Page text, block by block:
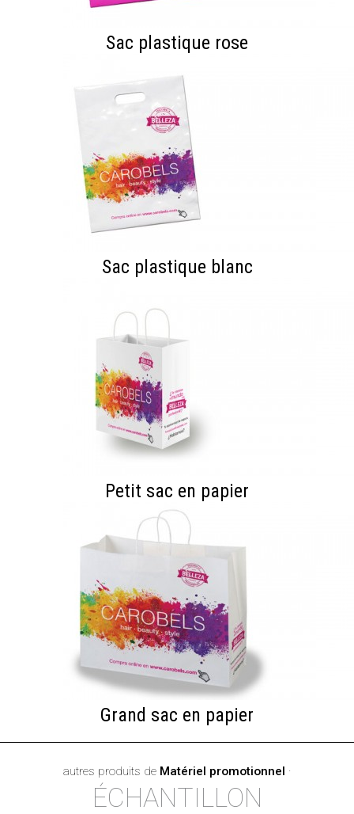
Sac plastique rose
Sac plastique blanc
Petit sac en papier
Grand sac en papier
autres produits de Matériel promotionnel ·
ÉCHANTILLON